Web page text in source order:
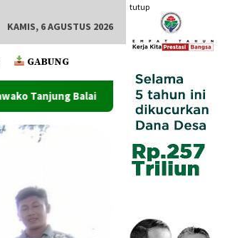
tutup
KAMIS, 6 AGUSTUS 2026
GABUNG
Wawako Tanjung Balai Lantik Pejabat